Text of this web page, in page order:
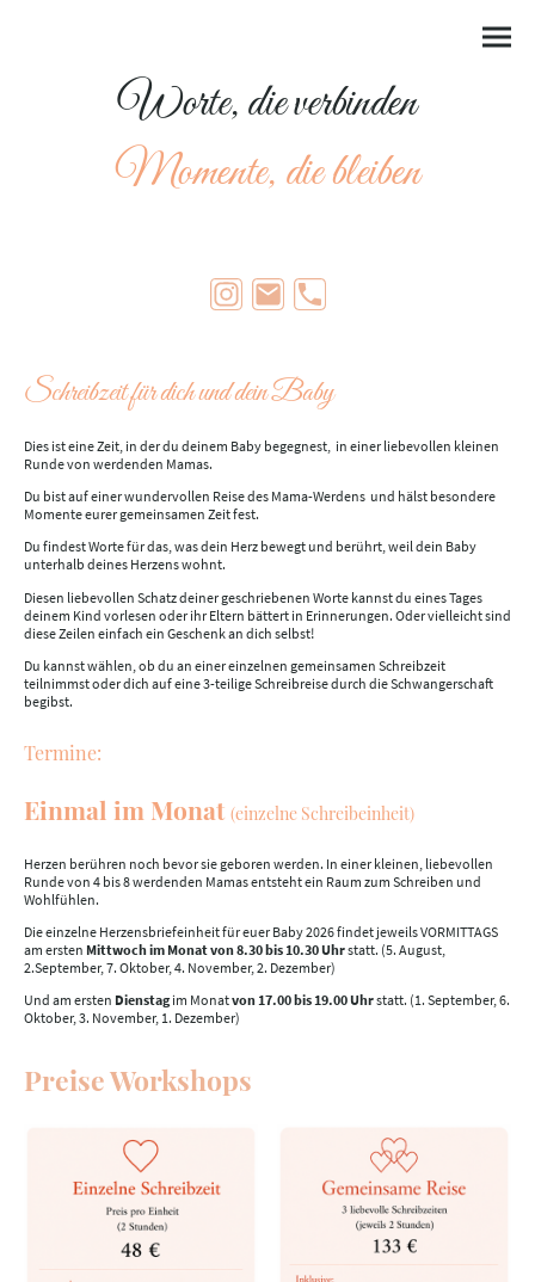
Worte, die verbinden
Momente, die bleiben
Schreibzeit für dich und dein Baby
Dies ist eine Zeit, in der du deinem Baby begegnest, in einer liebevollen kleinen
Runde von werdenden Mamas.
Du bist auf einer wundervollen Reise des Mama-Werdens und hälst besondere
Momente eurer gemeinsamen Zeit fest.
Du findest Worte für das, was dein Herz bewegt und berührt, weil dein Baby
unterhalb deines Herzens wohnt.
Diesen liebevollen Schatz deiner geschriebenen Worte kannst du eines Tages
deinem Kind vorlesen oder ihr Eltern bättert in Erinnerungen. Oder vielleicht sind
diese Zeilen einfach ein Geschenk an dich selbst!
Du kannst wählen, ob du an einer einzelnen gemeinsamen Schreibzeit
teilnimmst oder dich auf eine 3-teilige Schreibreise durch die Schwangerschaft
begibst.
Termine:
Einmal im Monat (einzelne Schreibeinheit)
Herzen berühren noch bevor sie geboren werden. In einer kleinen, liebevollen
Runde von 4 bis 8 werdenden Mamas entsteht ein Raum zum Schreiben und
Wohlfühlen.
Die einzelne Herzensbriefeinheit für euer Baby 2026 findet jeweils VORMITTAGS
am ersten Mittwoch im Monat von 8.30 bis 10.30 Uhrstatt. (5. August,
2.September, 7. Oktober, 4. November, 2. Dezember)
Und am ersten Dienstagim Monatvon 17.00 bis 19.00 Uhrstatt. (1. September, 6.
Oktober, 3. November, 1. Dezember)
Preise Workshops